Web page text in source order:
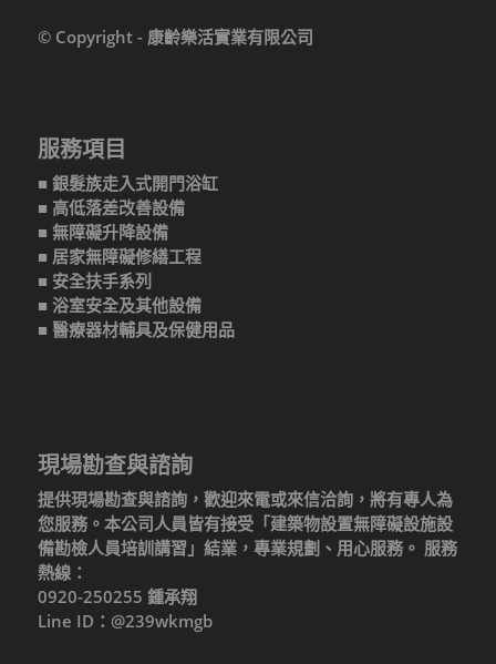
© Copyright - 康齡樂活實業有限公司
服務項目
■ 銀髮族走入式開門浴缸
■ 高低落差改善設備
■ 無障礙升降設備
■ 居家無障礙修繕工程
■ 安全扶手系列
■ 浴室安全及其他設備
■ 醫療器材輔具及保健用品
現場勘查與諮詢
提供現場勘查與諮詢，歡迎來電或來信洽詢，將有專人為
您服務。本公司人員皆有接受「建築物設置無障礙設施設
備勘檢人員培訓講習」結業，專業規劃、用心服務。 服務
熱線：
0920-250255 鍾承翔
Line ID：@239wkmgb